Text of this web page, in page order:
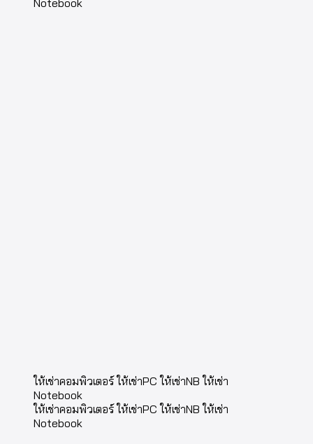
ให้เช่าคอมพิวเตอร์ ให้เช่าPC ให้เช่าNB ให้เช่า
Notebook
ให้เช่าคอมพิวเตอร์ ให้เช่าPC ให้เช่าNB ให้เช่า
Notebook